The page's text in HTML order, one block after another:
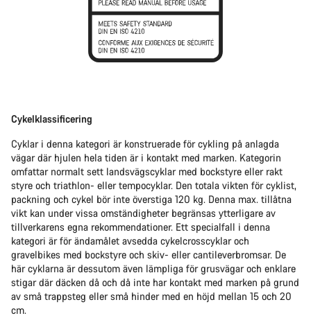
Cykelklassificering
Cyklar i denna kategori är konstruerade för cykling på anlagda
vägar där hjulen hela tiden är i kontakt med marken. Kategorin
omfattar normalt sett landsvägscyklar med bockstyre eller rakt
styre och triathlon- eller tempocyklar. Den totala vikten för cyklist,
packning och cykel bör inte överstiga 120 kg. Denna max. tillåtna
vikt kan under vissa omständigheter begränsas ytterligare av
tillverkarens egna rekommendationer. Ett specialfall i denna
kategori är för ändamålet avsedda cykelcrosscyklar och
gravelbikes med bockstyre och skiv- eller cantileverbromsar. De
här cyklarna är dessutom även lämpliga för grusvägar och enklare
stigar där däcken då och då inte har kontakt med marken på grund
av små trappsteg eller små hinder med en höjd mellan 15 och 20
cm.